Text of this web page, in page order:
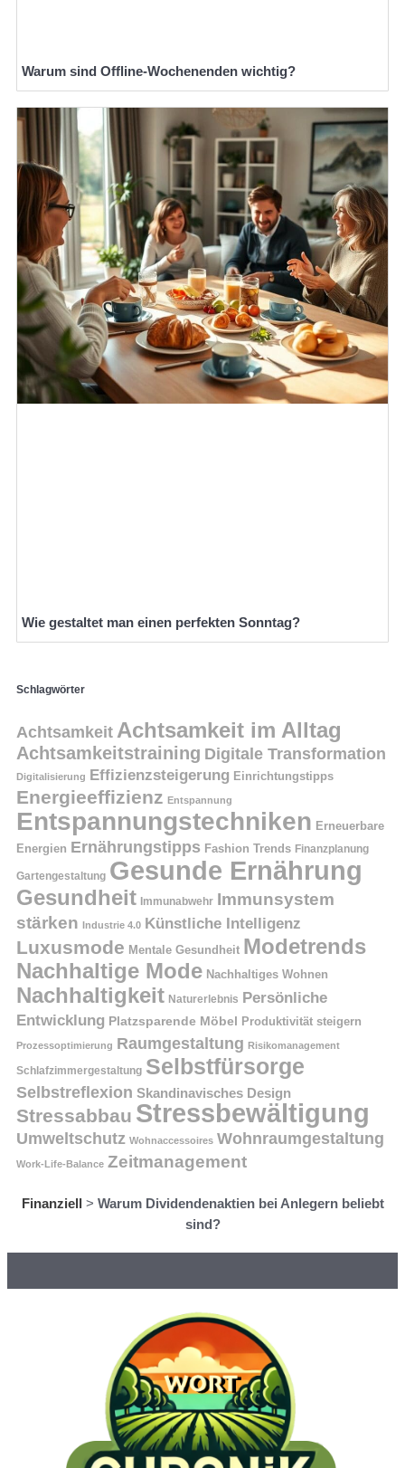
Warum sind Offline-Wochenenden wichtig?
Wie gestaltet man einen perfekten Sonntag?
Schlagwörter
Achtsamkeit Achtsamkeit im Alltag
Achtsamkeitstraining Digitale Transformation
Digitalisierung Effizienzsteigerung Einrichtungstipps
Energieeffizienz Entspannung
Entspannungstechniken Erneuerbare
Energien Ernährungstipps Fashion Trends Finanzplanung
Gartengestaltung Gesunde Ernährung
Gesundheit Immunabwehr Immunsystem
stärken Industrie 4.0 Künstliche Intelligenz
Luxusmode Mentale Gesundheit Modetrends
Nachhaltige Mode Nachhaltiges Wohnen
Nachhaltigkeit Naturerlebnis Persönliche
Entwicklung Platzsparende Möbel Produktivität steigern
Prozessoptimierung Raumgestaltung Risikomanagement
Schlafzimmergestaltung Selbstfürsorge
Selbstreflexion Skandinavisches Design
Stressabbau Stressbewältigung
Umweltschutz Wohnaccessoires Wohnraumgestaltung
Work-Life-Balance Zeitmanagement
Finanziell > Warum Dividendenaktien bei Anlegern beliebt
sind?